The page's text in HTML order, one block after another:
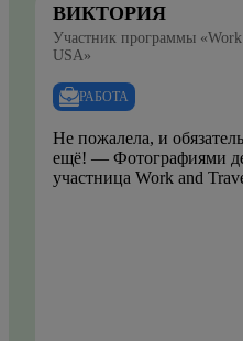
ВИКТОРИЯ
Участник программы «Work
USA»
РАБОТА
Не пожалела, и
ещё! — Фотографиями
участница Work and